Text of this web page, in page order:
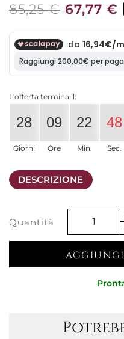
85,25 € 67,77 €
L'offerta termina il:
28
Giorni
09
Ore
22
Min.
48
Sec.
DESCRIZIONE
Quantità